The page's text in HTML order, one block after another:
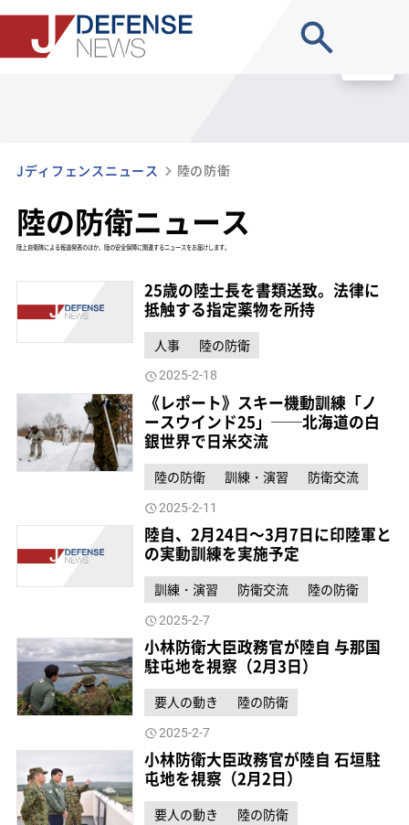
Jディフェンスニュース 陸の防衛
陸の防衛ニュース
陸上自衛隊による報道発表のほか、陸の安全保障に関連するニュースをお届けします。
25歳の陸士長を書類送致。法律に
抵触する指定薬物を所持
人事 陸の防衛
2025-2-18
《レポート》スキー機動訓練「ノ
ースウインド25」──北海道の白
銀世界で日米交流
陸の防衛 訓練・演習 防衛交流
2025-2-11
陸自、2月24日～3月7日に印陸軍と
の実動訓練を実施予定
訓練・演習 防衛交流 陸の防衛
2025-2-7
小林防衛大臣政務官が陸自 与那国
駐屯地を視察（2月3日）
要人の動き 陸の防衛
2025-2-7
小林防衛大臣政務官が陸自 石垣駐
屯地を視察（2月2日）
要人の動き 陸の防衛